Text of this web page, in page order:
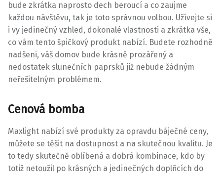
bude zkrátka naprosto dech beroucí a co zaujme
každou návštěvu, tak je toto správnou volbou. Užívejte si
i vy jedinečný vzhled, dokonalé vlastnosti a zkrátka vše,
co vám tento špičkový produkt nabízí. Budete rozhodně
nadšeni, váš domov bude krásně prozářený a
nedostatek slunečních paprsků již nebude žádným
neřešitelným problémem.
Cenová bomba
Maxlight nabízí své produkty za opravdu báječné ceny,
můžete se těšit na dostupnost a na skutečnou kvalitu. Je
to tedy skutečně oblíbená a dobrá kombinace, kdo by
totiž netoužil po krásných a jedinečných doplňcích do